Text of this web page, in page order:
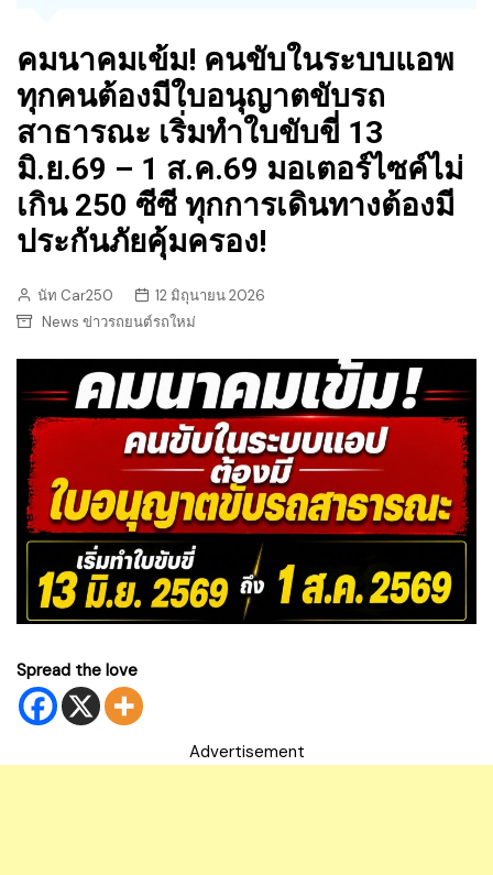
คมนาคมเข้ม! คนขับในระบบแอพ
ทุกคนต้องมีใบอนุญาตขับรถ
สาธารณะ เริ่มทำใบขับขี่ 13
มิ.ย.69 – 1 ส.ค.69 มอเตอร์ไซค์ไม่
เกิน 250 ซีซี ทุกการเดินทางต้องมี
ประกันภัยคุ้มครอง!
นัท Car250
12 มิถุนายน 2026
News ข่าวรถยนต์รถใหม่
Spread the love
Advertisement